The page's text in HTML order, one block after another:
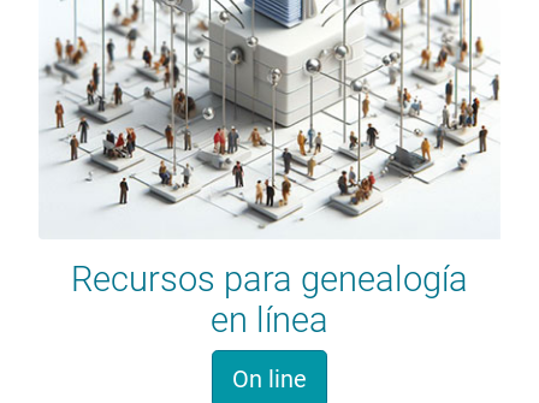
Recursos para genealogía
en línea
On line